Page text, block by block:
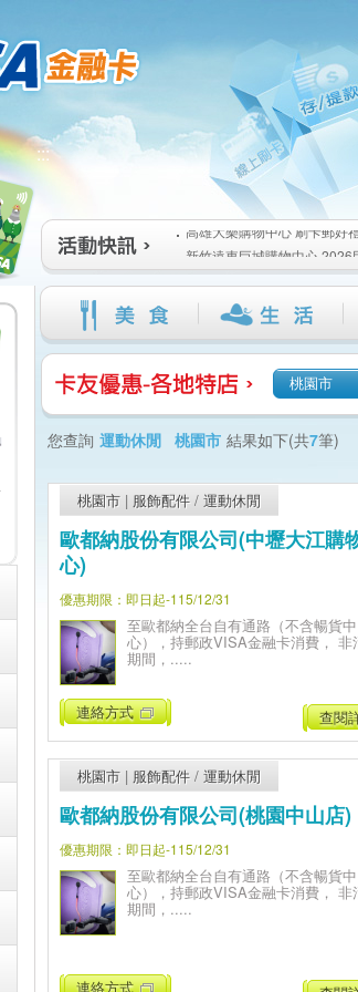
:::
高雄大樂購物中心 刷卡郵好
新竹遠東巨城購物中心
115/08/26)
臺北三創生活 有點東西第2
高雄大樂購物中心 刷卡郵好
新竹遠東巨城購物中心 2026
115/08/26)
臺北三創生活 有點東西第2
桃園市
您查詢 運動休閒 桃園市 結果如下(共7筆)
桃園市 | 服飾配件 / 運動休閒
歐都納股份有限公司(中壢大江購
心)
優惠期限：即日起-115/12/31
至歐都納全台自有通路（不含暢貨中
心），持郵政VISA金融卡消費， 非
期間，.....
連絡方式 查閱
桃園市 | 服飾配件 / 運動休閒
歐都納股份有限公司(桃園中山店)
優惠期限：即日起-115/12/31
至歐都納全台自有通路（不含暢貨中
心），持郵政VISA金融卡消費， 非
期間，.....
連絡方式